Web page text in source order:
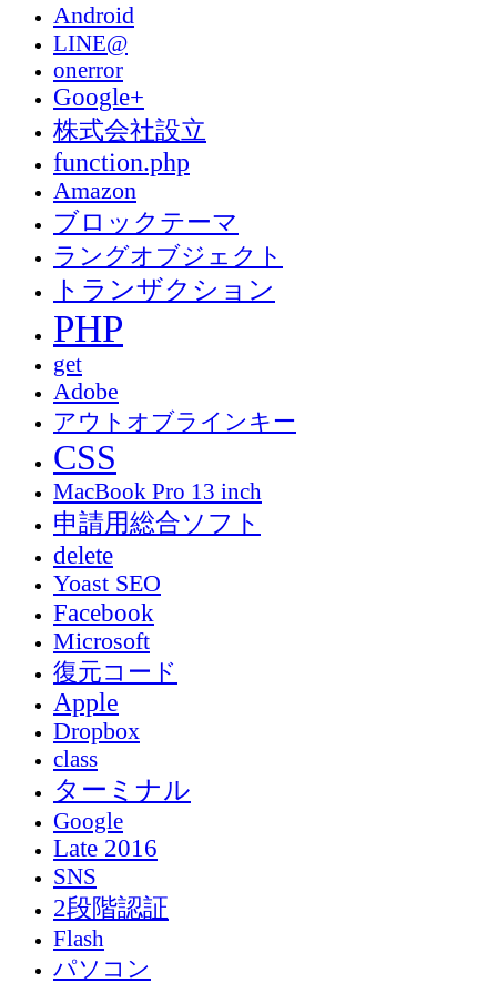
Android
LINE@
onerror
Google+
株式会社設立
function.php
Amazon
ブロックテーマ
ラングオブジェクト
トランザクション
PHP
get
Adobe
アウトオブラインキー
CSS
MacBook Pro 13 inch
申請用総合ソフト
delete
Yoast SEO
Facebook
Microsoft
復元コード
Apple
Dropbox
class
ターミナル
Google
Late 2016
SNS
2段階認証
Flash
パソコン